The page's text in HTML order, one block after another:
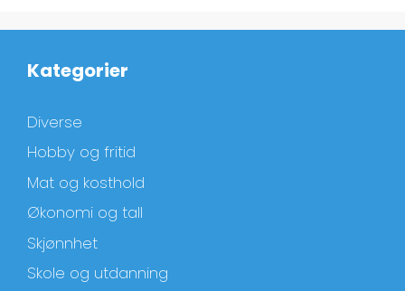
Kategorier
Diverse
Hobby og fritid
Mat og kosthold
Økonomi og tall
Skjønnhet
Skole og utdanning